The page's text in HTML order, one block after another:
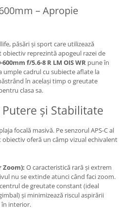
– Apropie
păsări și sport care utilizează
obiectiv reprezintă apogeul razei de
f/5.6-8 R LM OIS WR pune în
umple cadrul cu subiecte aflate la
în același timp o greutate
clasa sa.
și Stabilitate
focală masivă. Pe senzorul APS-C al
oferă un câmp vizual echivalent
O caracteristică rară și extrem
nu se extinde atunci când faci zoom.
de greutate constant (ideal
și minimizează riscul aspirării
în interior.